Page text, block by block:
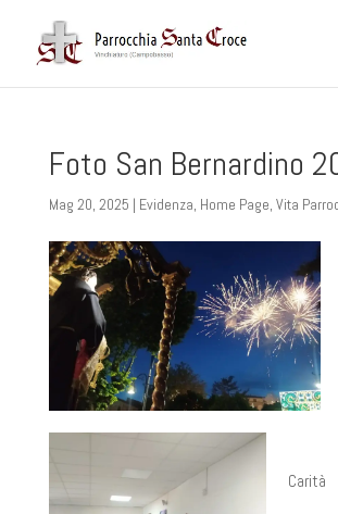
Foto San Bernardino
Mag 20, 2025 | Evidenza, Home Page, Vita
Carità